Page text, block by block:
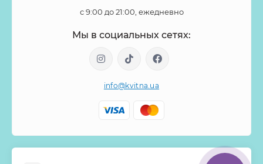
с 9:00 до 21:00, ежедневно
Мы в социальных сетях:
info@kvitna.ua